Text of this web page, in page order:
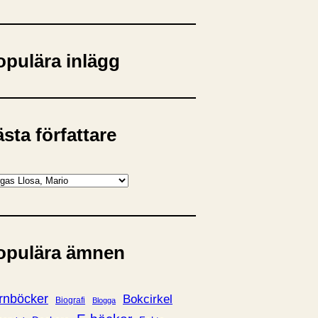
inlägg
författare
ämnen
Biografi Blogga Bokcirkel